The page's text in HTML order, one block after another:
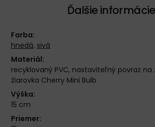
Ďalšie informácie
Farba:
hnedá, sivá
Materiál:
recyklovaný PVC, nastaviteľný povraz na
žiarovka Cherry Mini Bulb
Výška:
15 cm
Priemer: